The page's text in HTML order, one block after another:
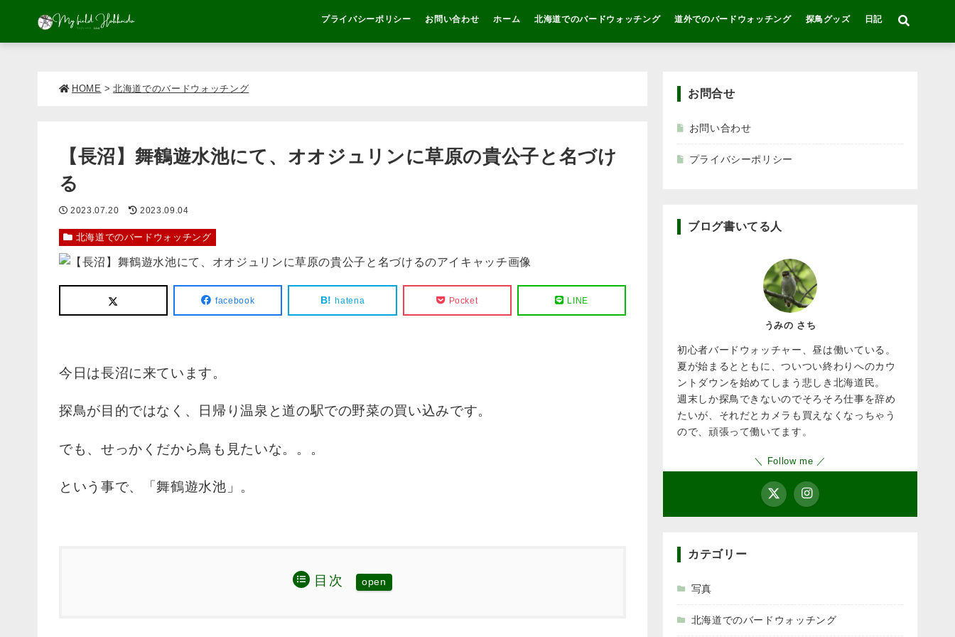
プライバシーポリシー お問い合わせ ホーム 北海道でのバードウォッチング 道外でのバードウォッチング 探鳥グッズ 日記
HOME > 北海道でのバードウォッチング
【長沼】舞鶴遊水池にて、オオジュリンに草原の貴公子と名づけ
る
2023.07.20 2023.09.04
北海道でのバードウォッチング
facebook hatena Pocket LINE
今日は長沼に来ています。
探鳥が目的ではなく、日帰り温泉と道の駅での野菜の買い込みです。
でも、せっかくだから鳥も見たいな。。。
という事で、「舞鶴遊水池」。
目次
お問合せ
お問い合わせ
プライバシーポリシー
ブログ書いてる人
うみの さち
初心者バードウォッチャー、昼は働いている。
夏が始まるとともに、ついつい終わりへのカウ
ントダウンを始めてしまう悲しき北海道民。
週末しか探鳥できないのでそろそろ仕事を辞め
たいが、それだとカメラも買えなくなっちゃう
ので、頑張って働いてます。
＼ Follow me ／
カテゴリー
写真
北海道でのバードウォッチング